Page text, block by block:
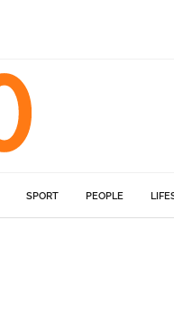
SPORT PEOPLE